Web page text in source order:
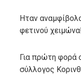
Ηταν
φετινού
Για πρώτη φορά
σύλλογος